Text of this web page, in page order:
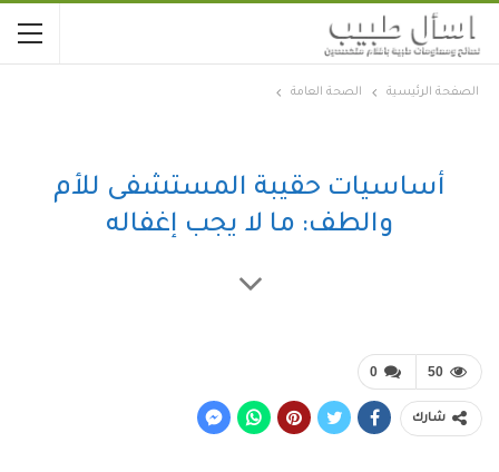
الصفحة الرئيسية الصحة العامة
أساسيات حقيبة المستشفى للأم
والطف: ما لا يجب إغفاله
0 50
شارك